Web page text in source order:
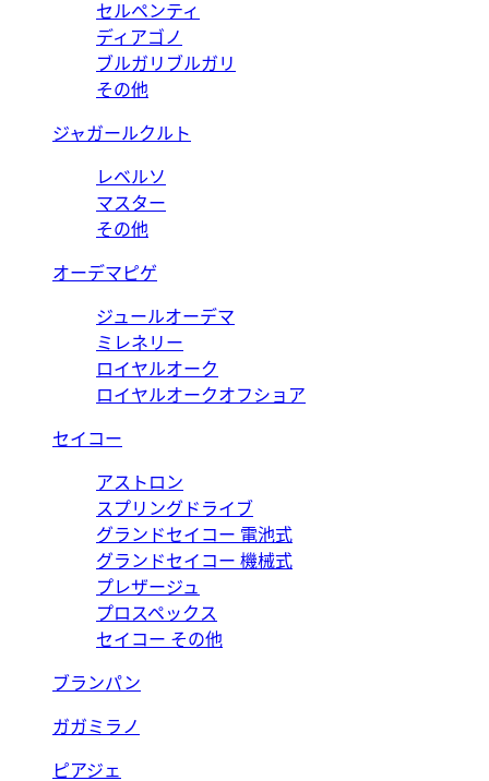
セルペンティ
ディアゴノ
ブルガリブルガリ
その他
ジャガールクルト
レベルソ
マスター
その他
オーデマピゲ
ジュールオーデマ
ミレネリー
ロイヤルオーク
ロイヤルオークオフショア
セイコー
アストロン
スプリングドライブ
グランドセイコー 電池式
グランドセイコー 機械式
プレザージュ
プロスペックス
セイコー その他
ブランパン
ガガミラノ
ピアジェ